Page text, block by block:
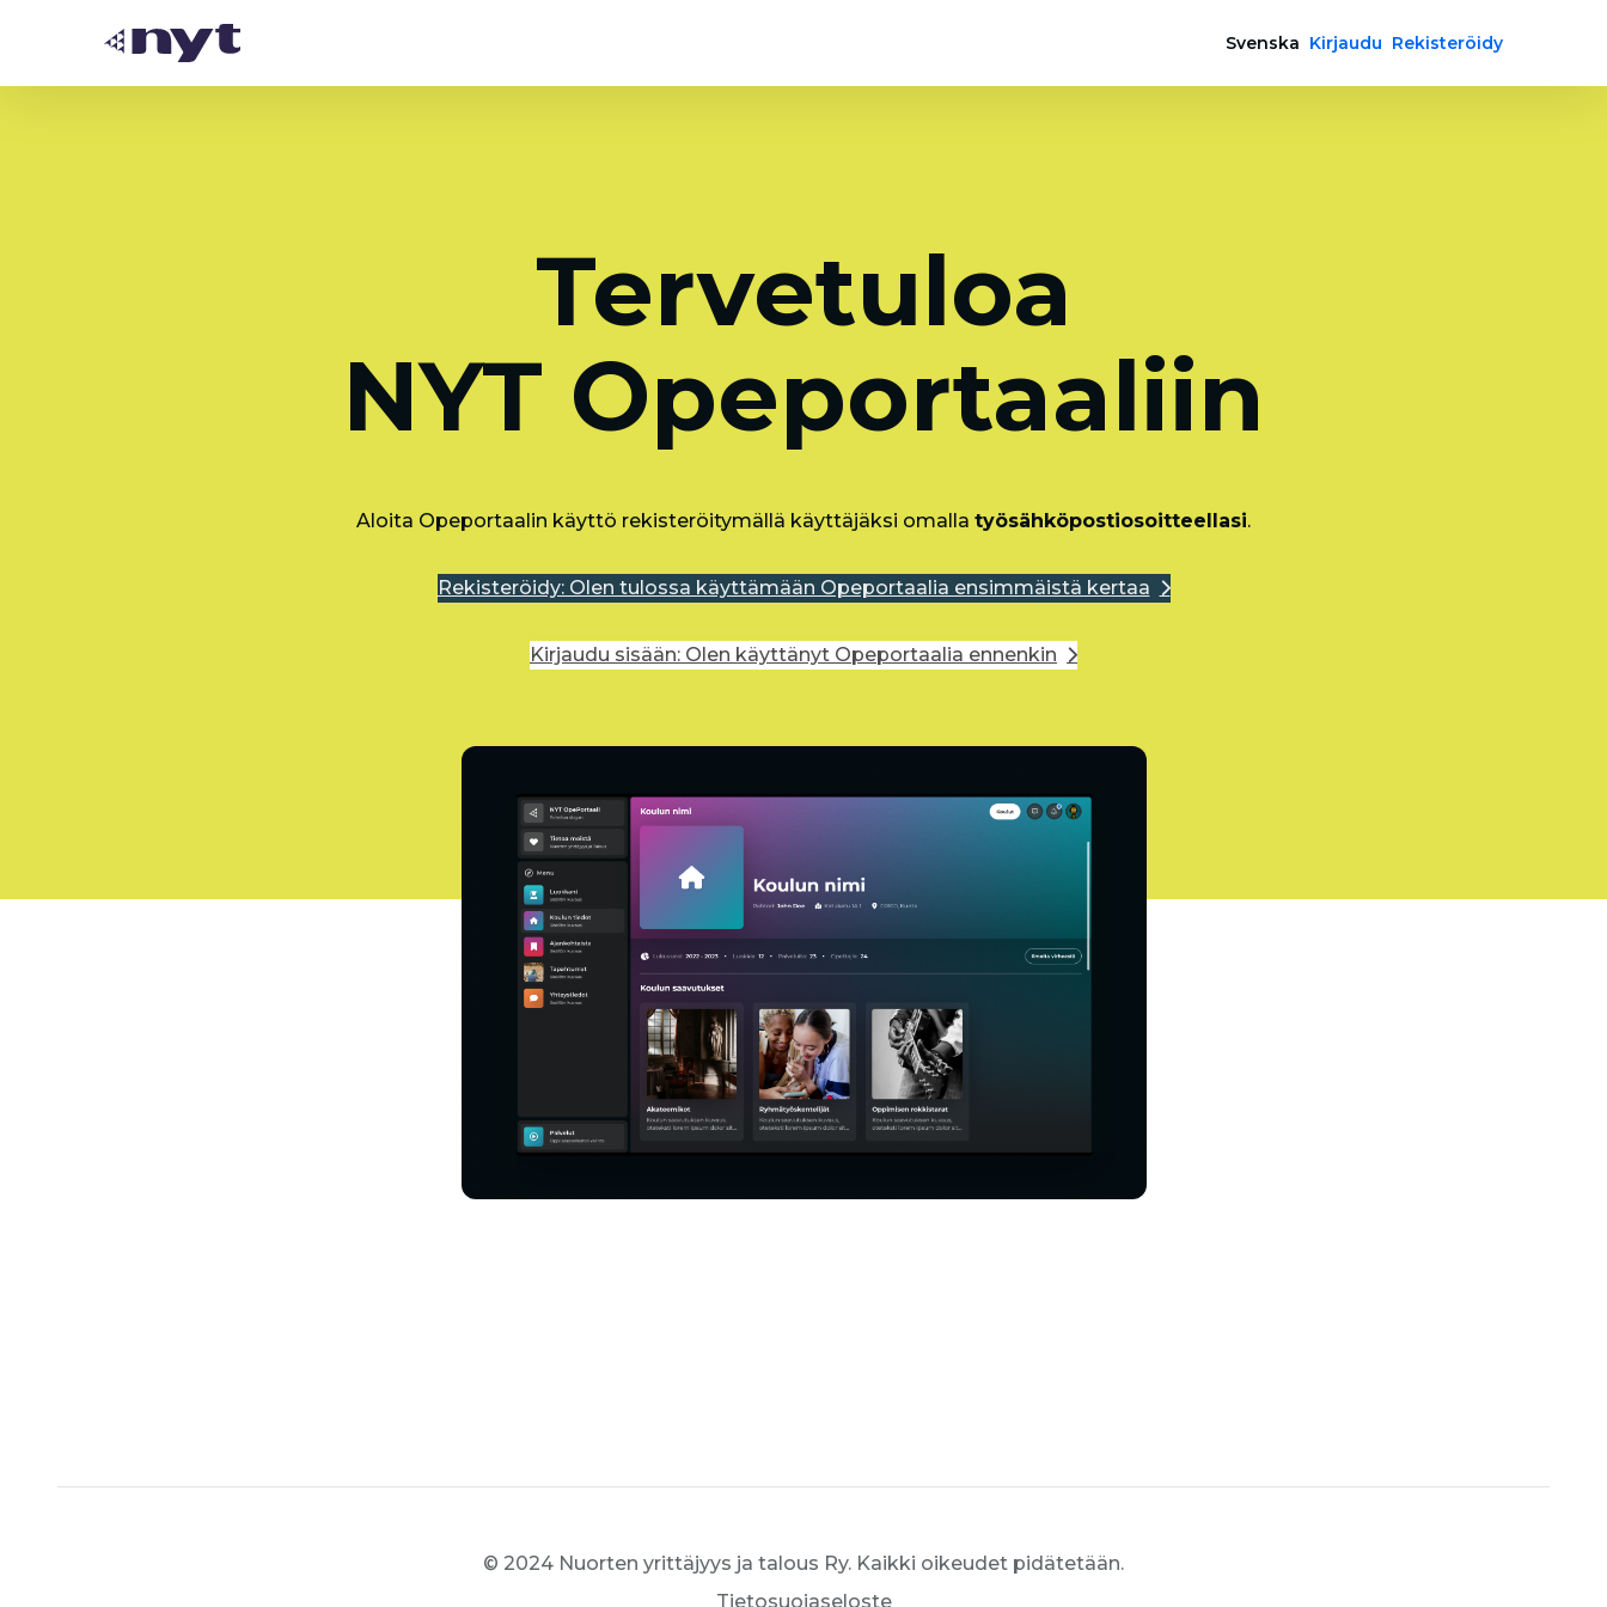
Svenska Kirjaudu Rekisteröidy
Tervetuloa
NYT Opeportaaliin
Aloita Opeportaalin käyttö rekisteröitymällä käyttäjäksi omalla työsähköpostiosoitteellasi.
Rekisteröidy: Olen tulossa käyttämään Opeportaalia ensimmäistä kertaa
Kirjaudu sisään: Olen käyttänyt Opeportaalia ennenkin
© 2024 Nuorten yrittäjyys ja talous Ry. Kaikki oikeudet pidätetään.
Tietosuojaseloste